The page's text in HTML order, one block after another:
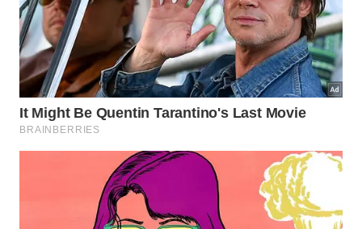
estrutura original do monumento.
Se novas expedições encontrarem outros
fragmentos, pesquisadores poderão responder
dúvidas que permanecem abertas há séculos. Isso
pode transformar oFarol de Alexandria em um dos
exemplos mais completos de reconstrução
arqueológica já realizados no mundo.